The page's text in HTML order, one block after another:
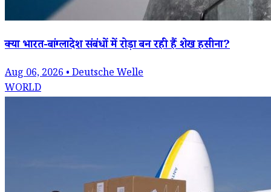
क्या भारत-बांग्लादेश संबंधों में रोड़ा बन रही हैं शेख हसीना?
Aug 06, 2026 • Deutsche Welle
WORLD